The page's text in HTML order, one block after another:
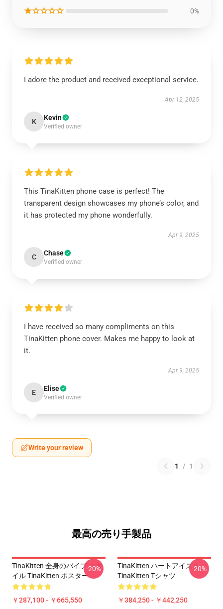
★☆☆☆☆ 0%
I adore the product and received exceptional service.
Apr 12, 2025
K Kevin
Verified owner
This TinaKitten phone case is perfect! The
transparent design showcases my phone’s color, and
it has protected my phone wonderfully.
Apr 9, 2025
C Chase
Verified owner
I have received so many compliments on this
TinaKitten phone cover. Makes me happy to look at
it.
Apr 9, 2025
E Elise
Verified owner
Write your review
1 / 1
最高の売り手製品
TinaKitten 全身のバイブ スタ
イル TinaKitten ポスター
￥287,100 - ￥665,550
-20%
TinaKitten ハートアイズル
TinaKitten Tシャツ
￥384,250 - ￥442,250
-20%